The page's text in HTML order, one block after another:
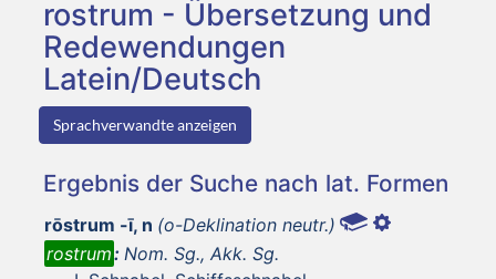
rostrum - Übersetzung und
Redewendungen
Latein/Deutsch
Sprachverwandte anzeigen
Ergebnis der Suche nach lat. Formen
rōstrum -ī, n (o-Deklination neutr.)
rostrum: Nom. Sg., Akk. Sg.